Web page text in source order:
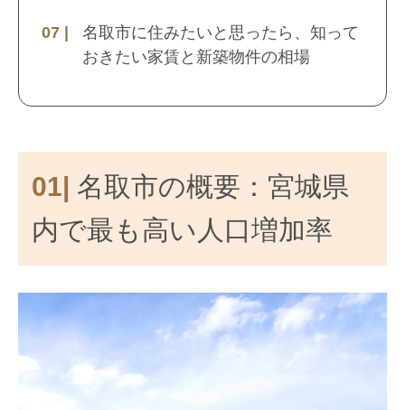
名取市に住みたいと思ったら、知って
おきたい家賃と新築物件の相場
01| 名取市の概要：宮城県
内で最も高い人口増加率